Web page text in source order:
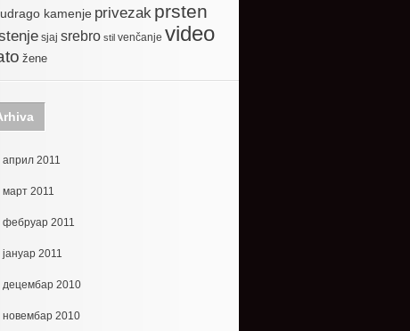
kamenje privezak prsten
sjaj srebro stil venčanje video
žene
април 2011
март 2011
фебруар 2011
јануар 2011
децембар 2010
новембар 2010